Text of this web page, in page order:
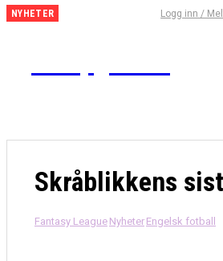
NYHETER
– Tips
Logg inn /
Skråblikkens
Fantasy League Nyheter Engelsk fotball